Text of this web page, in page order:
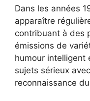
Dans les années
apparaître
contribuant à des
émissions de
humour intelligent
sujets sérieux
reconnaissance